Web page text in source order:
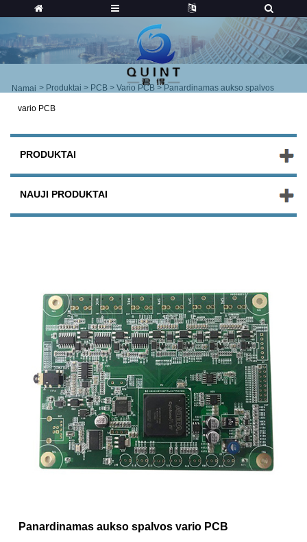
Namai > Produktai > PCB > Vario PCB > Panardinamas aukso spalvos
vario PCB
PRODUKTAI
NAUJI PRODUKTAI
Panardinamas aukso spalvos vario PCB